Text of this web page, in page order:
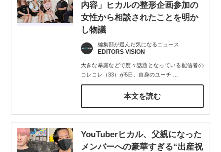
内容」ヒカルの整形企画参加の
女性から相談されたことを明か
し物議
編集部が選んだ気になるニュース
EDITORS VISION
大きな暴露などで度々話題となっている配信者の
コレコレ（33）が5日、自身のユーチ
本文を読む
YouTuberヒカル、父親になった
メンバーへの豪華すぎる“出産祝